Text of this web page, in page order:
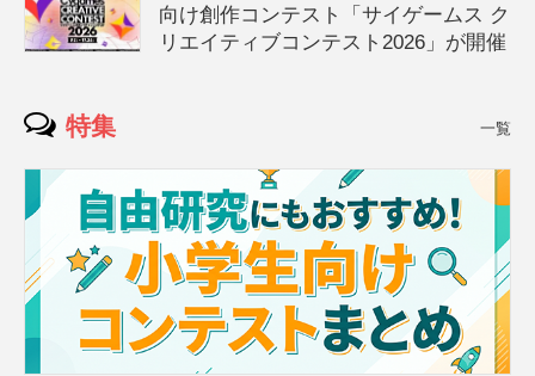
向け創作コンテスト「サイゲームス ク
リエイティブコンテスト2026」が開催
特集 一覧